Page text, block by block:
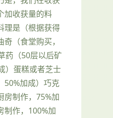
加收获量的料
理是（根据获得
（食堂购买，
药（50层以后矿
）蛋糕或者芝士
50%加成）巧克
房制作，75%加
制作，100%加